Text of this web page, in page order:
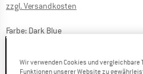
zzgl. Versandkosten
Farbe: Dark Blue
Wir verwenden Cookies und vergleichbare
Funktionen unserer Website zu